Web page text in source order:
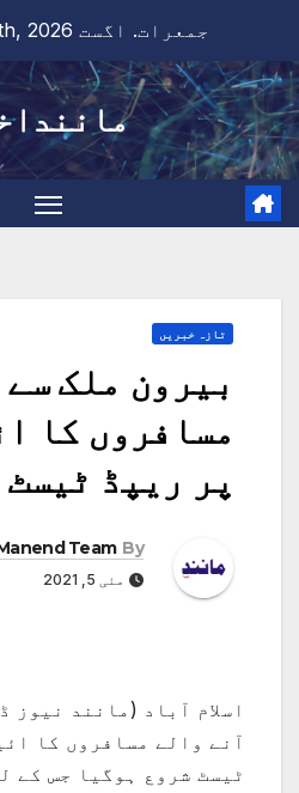
content
جمعرات. اگست 6th, 2026
تازہ خبریں
بیرون ملک
مسافروں کا
پر ریپڈ
By
Team
مئی 5, 2021
اسلام آباد (مانند نیوز
آنے والے مسافروں کا
ٹیسٹ شروع ہوگیا جس کے